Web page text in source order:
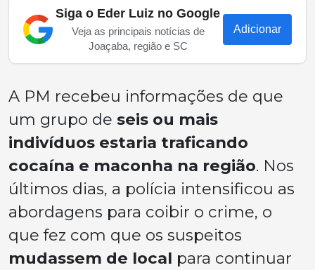
Siga o Eder Luiz no Google
Veja as principais notícias de
Joaçaba, região e SC
Adicionar
A PM recebeu informações de que
um grupo de seis ou mais
indivíduos estaria traficando
cocaína e maconha na região. Nos
últimos dias, a polícia intensificou as
abordagens para coibir o crime, o
que fez com que os suspeitos
mudassem de local para continuar